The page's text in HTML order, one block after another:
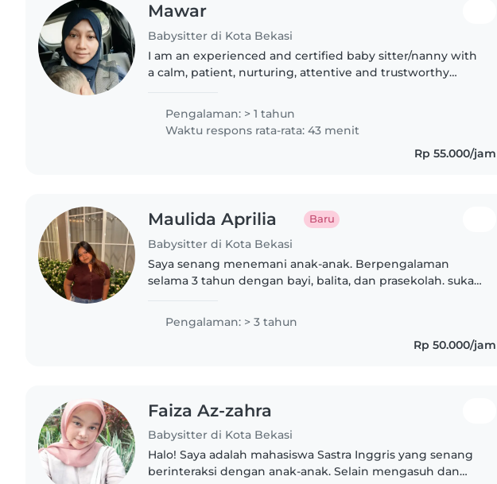
Mawar
Babysitter di Kota Bekasi
I am an experienced and certified baby sitter/nanny with
a calm, patient, nurturing, attentive and trustworthy
additional skills:..
Pengalaman: > 1 tahun
Waktu respons rata-rata: 43 menit
Rp 55.000/jam
Maulida Aprilia Baru
Babysitter di Kota Bekasi
Saya senang menemani anak-anak. Berpengalaman
selama 3 tahun dengan bayi, balita, dan prasekolah. suka
Pengalaman: > 3 tahun
Rp 50.000/jam
Faiza Az-zahra
Babysitter di Kota Bekasi
Halo! Saya adalah mahasiswa Sastra Inggris yang senang
berinteraksi dengan anak-anak. Selain mengasuh dan